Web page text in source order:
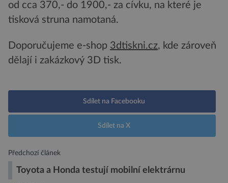
od cca 370,- do 1900,- za cívku, na které je
tisková struna namotaná.
Doporučujeme e-shop 3dtiskni.cz, kde zároveň
dělají i zakázkový 3D tisk.
Sdílet na Facebooku
Sdílet na X
Předchozí článek
Toyota a Honda testují mobilní elektrárnu